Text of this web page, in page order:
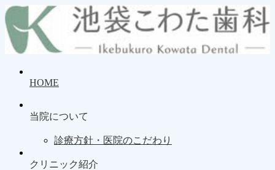
HOME
当院について
診療方針・医院のこだわり
クリニック紹介